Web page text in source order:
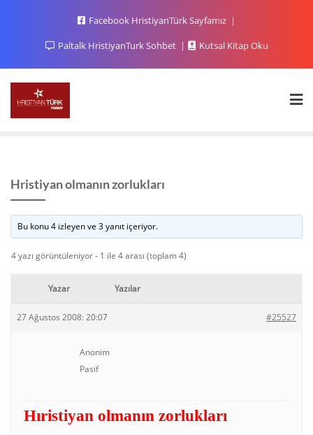
Facebook HristiyanTürk Sayfamız
Paltalk HristiyanTurk Sohbet
Kutsal Kitap Oku
Hristiyan olmanın zorlukları
Bu konu 4 izleyen ve 3 yanıt içeriyor.
4 yazı görüntüleniyor - 1 ile 4 arası (toplam 4)
Yazar Yazılar
27 Ağustos 2008: 20:07 #25527
Anonim
Pasif
Hıristiyan olmanın zorlukları